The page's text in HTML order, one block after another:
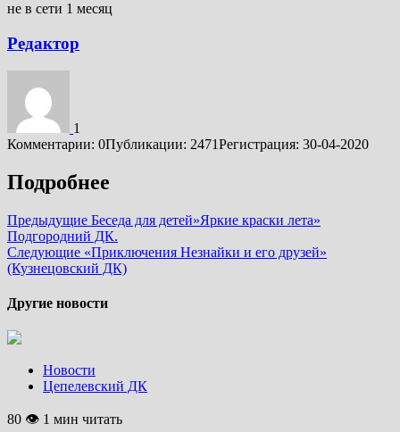
не в сети 1 месяц
Редактор
1
Комментарии: 0Публикации: 2471Регистрация: 30-04-2020
Подробнее
Предыдущие Беседа для детей»Яркие краски лета»
Подгородний ДК.
Следующие «Приключения Незнайки и его друзей»
(Кузнецовский ДК)
Другие новости
Новости
Цепелевский ДК
80 👁 1 мин читать